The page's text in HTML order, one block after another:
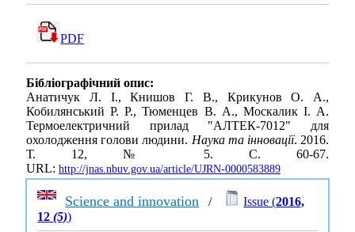
PDF
Бібліографічний опис:
Анатичук Л. І., Книшов Г. В., Крикунов О. А.,
Кобилянський Р. Р., Тюменцев В. А., Москалик І. А.
Термоелектричний прилад "АЛТЕК-7012" для
охолодження голови людини. Наука та інновації. 2016.
Т. 12, № 5. С. 60-67.
URL: http://jnas.nbuv.gov.ua/article/UJRN-0000583889
Science and innovation / Issue (2016,
12(5))